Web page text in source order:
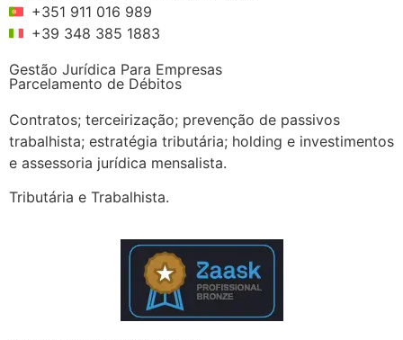
+351 911 016 989
+39 348 385 1883
Gestão Jurídica Para Empresas
Parcelamento de Débitos
Contratos; terceirização; prevenção de passivos
trabalhista; estratégia tributária; holding e investimentos
e assessoria jurídica mensalista.
Tributária e Trabalhista.